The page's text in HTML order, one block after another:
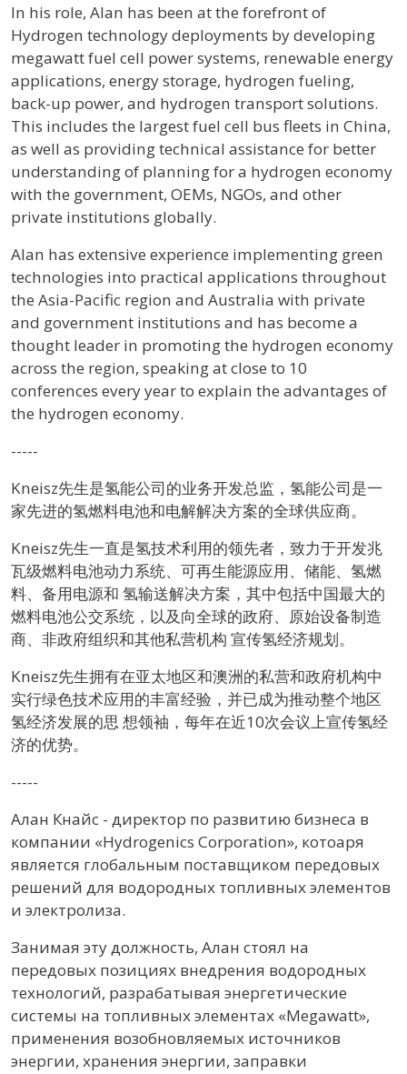
In his role, Alan has been at the forefront of
Hydrogen technology deployments by developing
megawatt fuel cell power systems, renewable energy
applications, energy storage, hydrogen fueling,
back-up power, and hydrogen transport solutions.
This includes the largest fuel cell bus fleets in China,
as well as providing technical assistance for better
understanding of planning for a hydrogen economy
with the government, OEMs, NGOs, and other
private institutions globally.
Alan has extensive experience implementing green
technologies into practical applications throughout
the Asia-Pacific region and Australia with private
and government institutions and has become a
thought leader in promoting the hydrogen economy
across the region, speaking at close to 10
conferences every year to explain the advantages of
the hydrogen economy.
-----
Kneisz先生是氢能公司的业务开发总监，氢能公司是一
家先进的氢燃料电池和电解解决方案的全球供应商。
Kneisz先生一直是氢技术利用的领先者，致力于开发兆
瓦级燃料电池动力系统、可再生能源应用、储能、氢燃
料、备用电源和 氢输送解决方案，其中包括中国最大的
燃料电池公交系统，以及向全球的政府、原始设备制造
商、非政府组织和其他私营机构 宣传氢经济规划。
Kneisz先生拥有在亚太地区和澳洲的私营和政府机构中
实行绿色技术应用的丰富经验，并已成为推动整个地区
氢经济发展的思 想领袖，每年在近10次会议上宣传氢经
济的优势。
-----
Алан Кнайс - директор по развитию бизнеса в
компании «Hydrogenics Corporation», котоаря
является глобальным поставщиком передовых
решений для водородных топливных элементов
и электролиза.
Занимая эту должность, Алан стоял на
передовых позициях внедрения водородных
технологий, разрабатывая энергетические
системы на топливных элементах «Megawatt»,
применения возобновляемых источников
энергии, хранения энергии, заправки